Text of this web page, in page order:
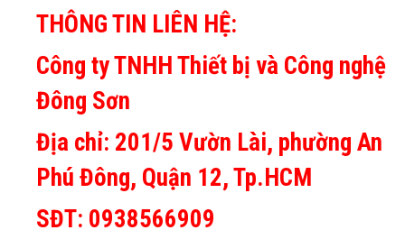
THÔNG TIN LIÊN HỆ:
Công ty TNHH Thiết bị và Công nghệ
Đông Sơn
Địa chỉ: 201/5 Vườn Lài, phường An
Phú Đông, Quận 12, Tp.HCM
SĐT: 0938566909